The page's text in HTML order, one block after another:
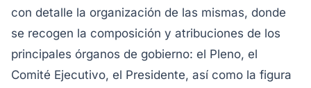
con detalle la organización de las mismas, donde
se recogen la composición y atribuciones de los
principales órganos de gobierno: el Pleno, el
Comité Ejecutivo, el Presidente, así como la figura